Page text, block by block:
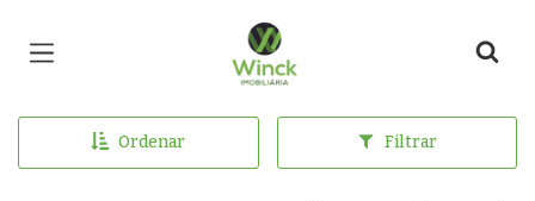
Página inicial
Ordenar Filtrar